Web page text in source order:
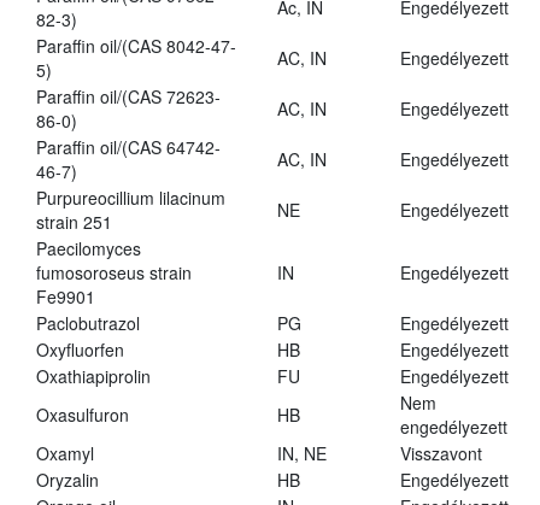
82-3)
Ac, IN
Engedélyezett
Paraffin oil/(CAS 8042-47-
5)
AC, IN
Engedélyezett
Paraffin oil/(CAS 72623-
86-0)
AC, IN
Engedélyezett
Paraffin oil/(CAS 64742-
46-7)
AC, IN
Engedélyezett
Purpureocillium lilacinum
strain 251
NE
Engedélyezett
Paecilomyces
fumosoroseus strain
Fe9901
IN Engedélyezett
Paclobutrazol PG
Engedélyezett
Oxyfluorfen
HB
Engedélyezett
Oxathiapiprolin
FU
Engedélyezett
Oxasulfuron
HB
Nem
engedélyezett
Oxamyl
IN, NE
Visszavont
Oryzalin
HB
Engedélyezett